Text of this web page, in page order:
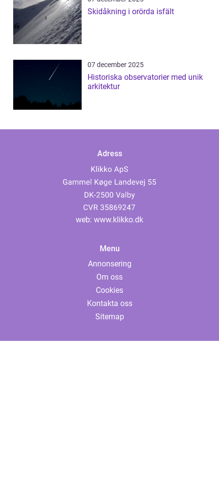
Skidåkning i orörda isfält
07 december 2025
Historiska observatorier med unik
arkitektur
Adress
web: www.klikko.dk
Menu
Annonsering
Om oss
Cookies
Kontakta oss
Sitemap